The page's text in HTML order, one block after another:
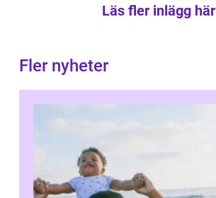
Läs fler inlägg här
Fler nyheter